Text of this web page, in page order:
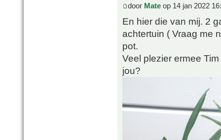
door Mate op 14 jan 2022
En hier die van mij. 2
achtertuin ( Vraag me
pot.
Veel plezier ermee
jou?